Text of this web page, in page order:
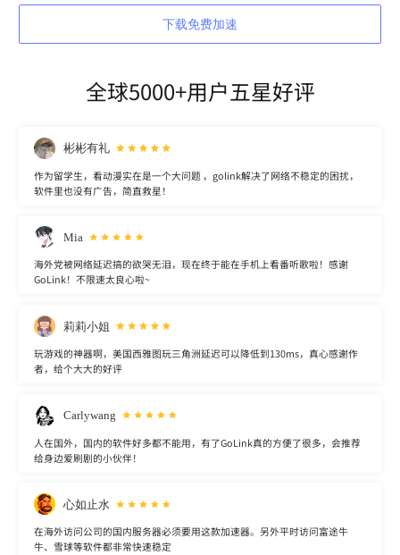
下载免费加速
全球5000+用户五星好评
彬彬有礼
作为留学生，看动漫实在是一个大问题 ，golink解决了网络不稳定的困扰，
软件里也没有广告，简直救星！
Mia
海外党被网络延迟搞的欲哭无泪，现在终于能在手机上看番听歌啦！感谢
GoLink！不限速太良心啦~
莉莉小姐
玩游戏的神器啊，美国西雅图玩三角洲延迟可以降低到130ms，真心感谢作
者，给个大大的好评
Carlywang
人在国外，国内的软件好多都不能用，有了GoLink真的方便了很多，会推荐
给身边爱刷剧的小伙伴！
心如止水
在海外访问公司的国内服务器必须要用这款加速器。另外平时访问富途牛
牛、雪球等软件都非常快速稳定